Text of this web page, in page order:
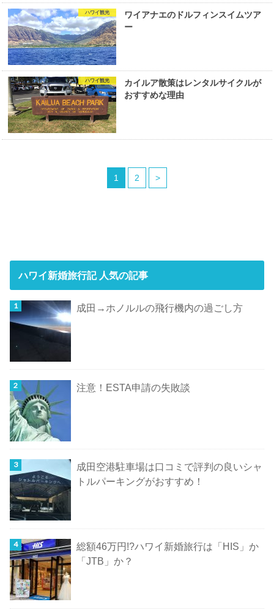
ハワイ観光
ワイアナエのドルフィンスイムツア
ー
ハワイ観光
カイルア散策はレンタルサイクルが
おすすめな理由
1 2 >
ハワイ新婚旅行記 人気の記事
成田→ホノルルの飛行機内の過ごし方
注意！ESTA申請の失敗談
成田空港駐車場は口コミで評判の良いシャ
トルパーキングがおすすめ！
総額46万円!?ハワイ新婚旅行は「HIS」か
「JTB」か？